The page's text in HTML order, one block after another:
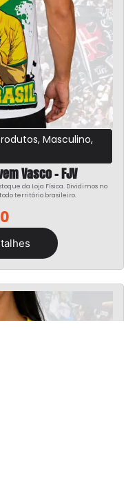
, Masculino,
Vasco – FJV
da Loja Física. Dividimos no
território brasileiro.